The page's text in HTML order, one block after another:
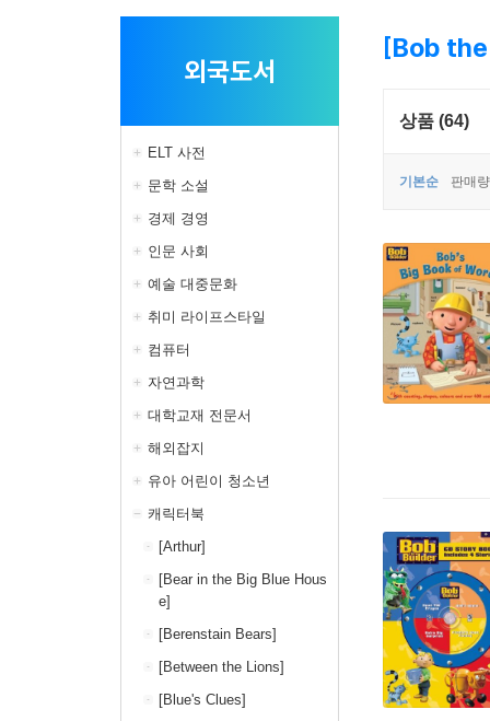
외국도서
ELT 사전
문학 소설
경제 경영
인문 사회
예술 대중문화
취미 라이프스타일
컴퓨터
자연과학
대학교재 전문서
해외잡지
유아 어린이 청소년
캐릭터북
[Arthur]
[Bear in the Big Blue Hous
e]
[Berenstain Bears]
[Between the Lions]
[Blue's Clues]
[Bob
상품 (64)
기본순 판매